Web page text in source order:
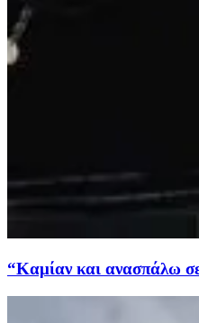
“Καμίαν και ανασπάλω